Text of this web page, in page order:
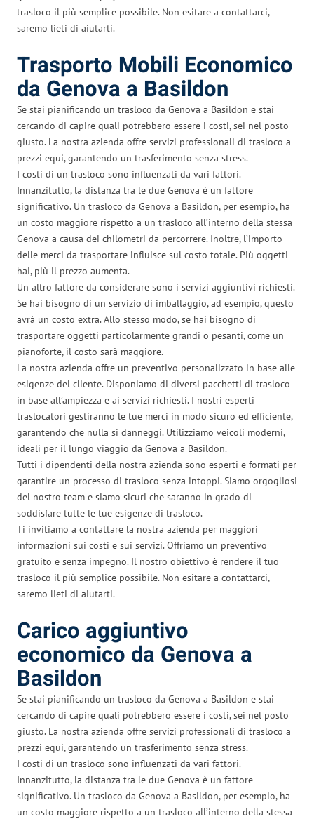
trasloco il più semplice possibile. Non esitare a contattarci,
saremo lieti di aiutarti.
Trasporto Mobili Economico
da Genova a Basildon
Se stai pianificando un trasloco da Genova a Basildon e stai
cercando di capire quali potrebbero essere i costi, sei nel posto
giusto. La nostra azienda offre servizi professionali di trasloco a
prezzi equi, garantendo un trasferimento senza stress.
I costi di un trasloco sono influenzati da vari fattori.
Innanzitutto, la distanza tra le due Genova è un fattore
significativo. Un trasloco da Genova a Basildon, per esempio, ha
un costo maggiore rispetto a un trasloco all’interno della stessa
Genova a causa dei chilometri da percorrere. Inoltre, l’importo
delle merci da trasportare influisce sul costo totale. Più oggetti
hai, più il prezzo aumenta.
Un altro fattore da considerare sono i servizi aggiuntivi richiesti.
Se hai bisogno di un servizio di imballaggio, ad esempio, questo
avrà un costo extra. Allo stesso modo, se hai bisogno di
trasportare oggetti particolarmente grandi o pesanti, come un
pianoforte, il costo sarà maggiore.
La nostra azienda offre un preventivo personalizzato in base alle
esigenze del cliente. Disponiamo di diversi pacchetti di trasloco
in base all’ampiezza e ai servizi richiesti. I nostri esperti
traslocatori gestiranno le tue merci in modo sicuro ed efficiente,
garantendo che nulla si danneggi. Utilizziamo veicoli moderni,
ideali per il lungo viaggio da Genova a Basildon.
Tutti i dipendenti della nostra azienda sono esperti e formati per
garantire un processo di trasloco senza intoppi. Siamo orgogliosi
del nostro team e siamo sicuri che saranno in grado di
soddisfare tutte le tue esigenze di trasloco.
Ti invitiamo a contattare la nostra azienda per maggiori
informazioni sui costi e sui servizi. Offriamo un preventivo
gratuito e senza impegno. Il nostro obiettivo è rendere il tuo
trasloco il più semplice possibile. Non esitare a contattarci,
saremo lieti di aiutarti.
Carico aggiuntivo
economico da Genova a
Basildon
Se stai pianificando un trasloco da Genova a Basildon e stai
cercando di capire quali potrebbero essere i costi, sei nel posto
giusto. La nostra azienda offre servizi professionali di trasloco a
prezzi equi, garantendo un trasferimento senza stress.
I costi di un trasloco sono influenzati da vari fattori.
Innanzitutto, la distanza tra le due Genova è un fattore
significativo. Un trasloco da Genova a Basildon, per esempio, ha
un costo maggiore rispetto a un trasloco all’interno della stessa